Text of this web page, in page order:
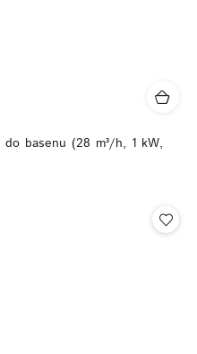
basenu (28 m³/h, 1 kW,